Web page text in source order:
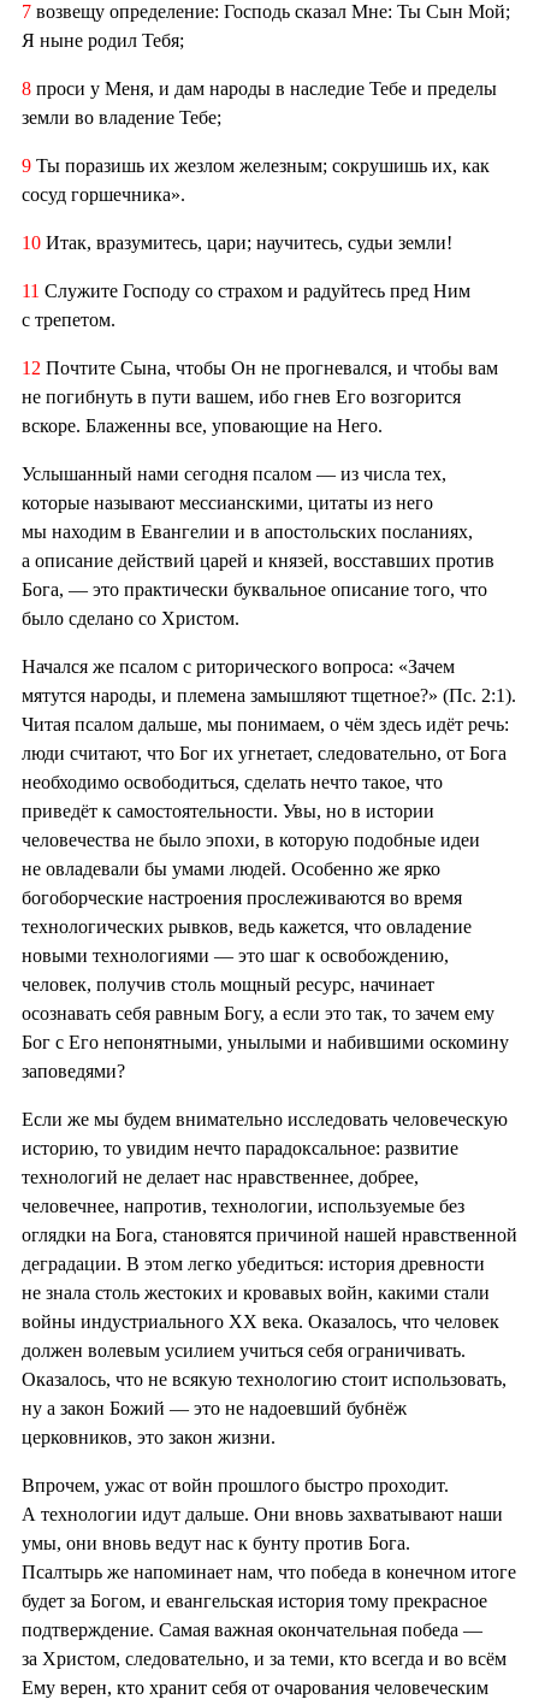
7 возвещу определение: Господь сказал Мне: Ты Сын Мой;
Я ныне родил Тебя;
8 проси у Меня, и дам народы в наследие Тебе и пределы
земли во владение Тебе;
9 Ты поразишь их жезлом железным; сокрушишь их, как
сосуд горшечника».
10 Итак, вразумитесь, цари; научитесь, судьи земли!
11 Служите Господу со страхом и радуйтесь пред Ним
с трепетом.
12 Почтите Сына, чтобы Он не прогневался, и чтобы вам
не погибнуть в пути вашем, ибо гнев Его возгорится
вскоре. Блаженны все, уповающие на Него.
Услышанный нами сегодня псалом — из числа тех,
которые называют мессианскими, цитаты из него
мы находим в Евангелии и в апостольских посланиях,
а описание действий царей и князей, восставших против
Бога, — это практически буквальное описание того, что
было сделано со Христом.
Начался же псалом с риторического вопроса: «Зачем
мятутся народы, и племена замышляют тщетное?» (Пс. 2:1).
Читая псалом дальше, мы понимаем, о чём здесь идёт речь:
люди считают, что Бог их угнетает, следовательно, от Бога
необходимо освободиться, сделать нечто такое, что
приведёт к самостоятельности. Увы, но в истории
человечества не было эпохи, в которую подобные идеи
не овладевали бы умами людей. Особенно же ярко
богоборческие настроения прослеживаются во время
технологических рывков, ведь кажется, что овладение
новыми технологиями — это шаг к освобождению,
человек, получив столь мощный ресурс, начинает
осознавать себя равным Богу, а если это так, то зачем ему
Бог с Его непонятными, унылыми и набившими оскомину
заповедями?
Если же мы будем внимательно исследовать человеческую
историю, то увидим нечто парадоксальное: развитие
технологий не делает нас нравственнее, добрее,
человечнее, напротив, технологии, используемые без
оглядки на Бога, становятся причиной нашей нравственной
деградации. В этом легко убедиться: история древности
не знала столь жестоких и кровавых войн, какими стали
войны индустриального XX века. Оказалось, что человек
должен волевым усилием учиться себя ограничивать.
Оказалось, что не всякую технологию стоит использовать,
ну а закон Божий — это не надоевший бубнёж
церковников, это закон жизни.
Впрочем, ужас от войн прошлого быстро проходит.
А технологии идут дальше. Они вновь захватывают наши
умы, они вновь ведут нас к бунту против Бога.
Псалтырь же напоминает нам, что победа в конечном итоге
будет за Богом, и евангельская история тому прекрасное
подтверждение. Самая важная окончательная победа —
за Христом, следовательно, и за теми, кто всегда и во всём
Ему верен, кто хранит себя от очарования человеческим